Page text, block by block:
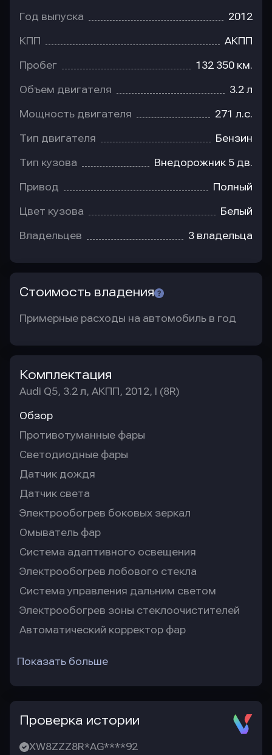
Год выпуска 2012
КПП АКПП
Пробег 132 350 км.
Объем двигателя 3.2 л
Мощность двигателя 271 л.с.
Тип двигателя Бензин
Тип кузова Внедорожник 5 дв.
Привод Полный
Цвет кузова Белый
Владельцев 3 владельца
Стоимость владения
Примерные расходы на автомобиль в год
Комплектация
Audi Q5, 3.2 л, АКПП, 2012, I (8R)
Обзор
Противотуманные фары
Светодиодные фары
Датчик дождя
Датчик света
Электрообогрев боковых зеркал
Омыватель фар
Система адаптивного освещения
Электрообогрев лобового стекла
Система управления дальним светом
Электрообогрев зоны стеклоочистителей
Автоматический корректор фар
Показать больше
Проверка истории
XW8ZZZ8R*AG****92